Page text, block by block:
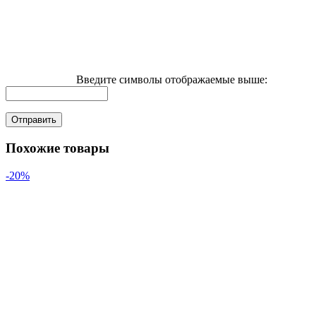
Введите символы отображаемые выше:
Похожие товары
-20%